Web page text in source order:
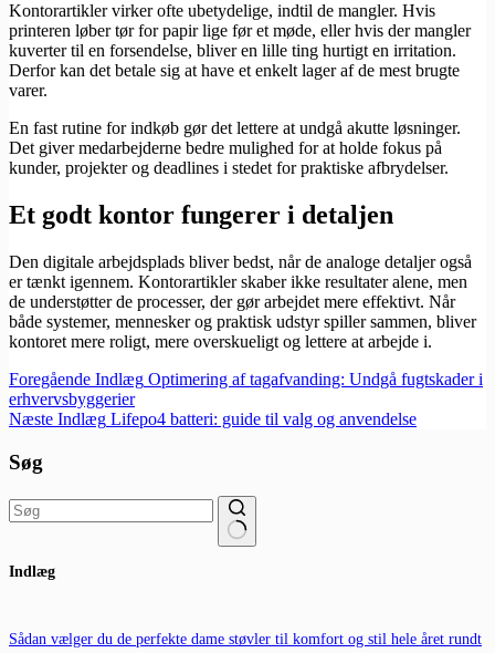
Kontorartikler virker ofte ubetydelige, indtil de mangler. Hvis
printeren løber tør for papir lige før et møde, eller hvis der mangler
kuverter til en forsendelse, bliver en lille ting hurtigt en irritation.
Derfor kan det betale sig at have et enkelt lager af de mest brugte
varer.
En fast rutine for indkøb gør det lettere at undgå akutte løsninger.
Det giver medarbejderne bedre mulighed for at holde fokus på
kunder, projekter og deadlines i stedet for praktiske afbrydelser.
Et godt kontor fungerer i detaljen
Den digitale arbejdsplads bliver bedst, når de analoge detaljer også
er tænkt igennem. Kontorartikler skaber ikke resultater alene, men
de understøtter de processer, der gør arbejdet mere effektivt. Når
både systemer, mennesker og praktisk udstyr spiller sammen, bliver
kontoret mere roligt, mere overskueligt og lettere at arbejde i.
Foregående Indlæg Optimering af tagafvanding: Undgå fugtskader i
erhvervsbyggerier
Næste Indlæg Lifepo4 batteri: guide til valg og anvendelse
Søg
resultater
Indlæg
Sådan vælger du de perfekte dame støvler til komfort og stil hele året rundt